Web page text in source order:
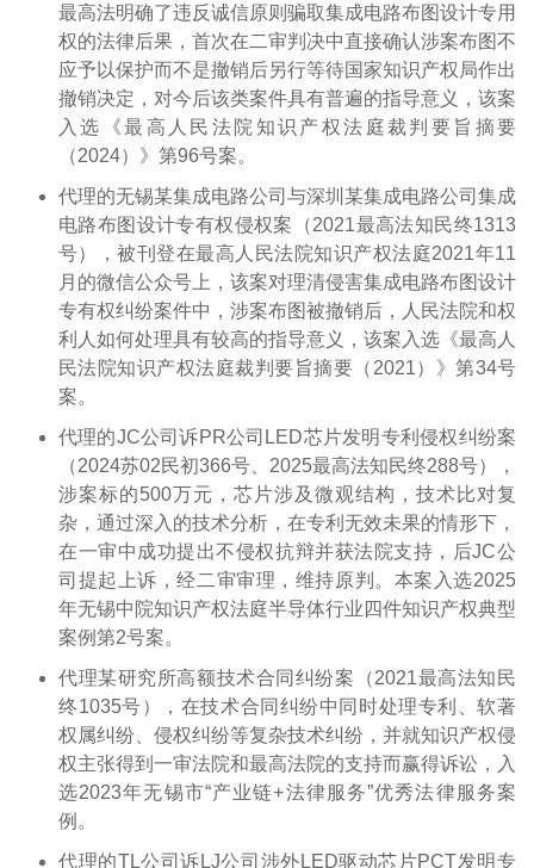
最高法明确了违反诚信原则骗取集成电路布图设计专用
权的法律后果，首次在二审判决中直接确认涉案布图不
应予以保护而不是撤销后另行等待国家知识产权局作出
撤销决定，对今后该类案件具有普遍的指导意义，该案
入选《最高人民法院知识产权法庭裁判要旨摘要
（2024）》第96号案。
代理的无锡某集成电路公司与深圳某集成电路公司集成
电路布图设计专有权侵权案（2021最高法知民终1313
号），被刊登在最高人民法院知识产权法庭2021年11
月的微信公众号上，该案对理清侵害集成电路布图设计
专有权纠纷案件中，涉案布图被撤销后，人民法院和权
利人如何处理具有较高的指导意义，该案入选《最高人
民法院知识产权法庭裁判要旨摘要（2021）》第34号
案。
代理的JC公司诉PR公司LED芯片发明专利侵权纠纷案
（2024苏02民初366号、2025最高法知民终288号），
涉案标的500万元，芯片涉及微观结构，技术比对复
杂，通过深入的技术分析，在专利无效未果的情形下，
在一审中成功提出不侵权抗辩并获法院支持，后JC公
司提起上诉，经二审审理，维持原判。本案入选2025
年无锡中院知识产权法庭半导体行业四件知识产权典型
案例第2号案。
代理某研究所高额技术合同纠纷案（2021最高法知民
终1035号），在技术合同纠纷中同时处理专利、软著
权属纠纷、侵权纠纷等复杂技术纠纷，并就知识产权侵
权主张得到一审法院和最高法院的支持而赢得诉讼，入
选2023年无锡市“产业链+法律服务”优秀法律服务案
例。
代理的TL公司诉LJ公司涉外LED驱动芯片PCT发明专